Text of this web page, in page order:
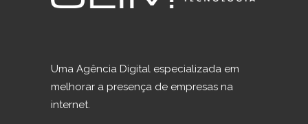
Uma Agência Digital especializada em
melhorar a presença de empresas na
internet.